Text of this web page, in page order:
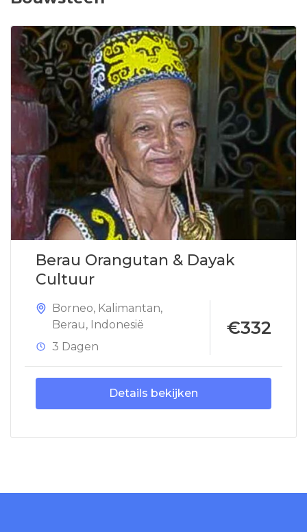
Berau Orangutan & Dayak
Cultuur
Borneo, Kalimantan,
Berau, Indonesië
3 Dagen
€332
Details bekijken